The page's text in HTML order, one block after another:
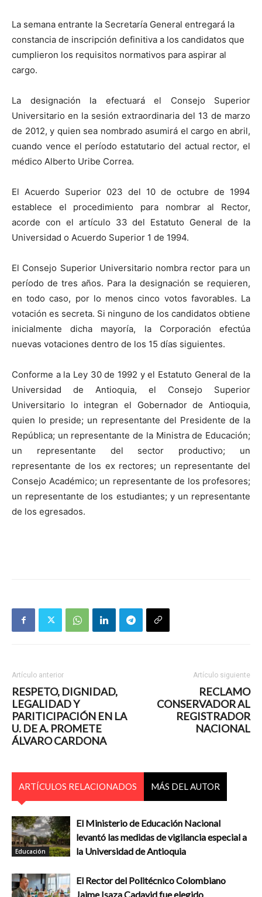
La semana entrante la Secretaría General entregará la
constancia de inscripción definitiva a los candidatos que
cumplieron los requisitos normativos para aspirar al
cargo.
La designación la efectuará el Consejo Superior
Universitario en la sesión extraordinaria del 13 de marzo
de 2012, y quien sea nombrado asumirá el cargo en abril,
cuando vence el período estatutario del actual rector, el
médico Alberto Uribe Correa.
El Acuerdo Superior 023 del 10 de octubre de 1994
establece el procedimiento para nombrar al Rector,
acorde con el artículo 33 del Estatuto General de la
Universidad o Acuerdo Superior 1 de 1994.
El Consejo Superior Universitario nombra rector para un
período de tres años. Para la designación se requieren,
en todo caso, por lo menos cinco votos favorables. La
votación es secreta. Si ninguno de los candidatos obtiene
inicialmente dicha mayoría, la Corporación efectúa
nuevas votaciones dentro de los 15 días siguientes.
Conforme a la Ley 30 de 1992 y el Estatuto General de la
Universidad de Antioquia, el Consejo Superior
Universitario lo integran el Gobernador de Antioquia,
quien lo preside; un representante del Presidente de la
República; un representante de la Ministra de Educación;
un representante del sector productivo; un
representante de los ex rectores; un representante del
Consejo Académico; un representante de los profesores;
un representante de los estudiantes; y un representante
de los egresados.
Artículo anterior
RESPETO, DIGNIDAD,
LEGALIDAD Y
PARITICIPACIÓN EN LA
U. DE A. PROMETE
ÁLVARO CARDONA
Artículo siguiente
RECLAMO
CONSERVADOR AL
REGISTRADOR
NACIONAL
ARTÍCULOS RELACIONADOS MÁS DEL AUTOR
Educación
El Ministerio de Educación Nacional
levantó las medidas de vigilancia especial a
la Universidad de Antioquia
El Rector del Politécnico Colombiano
Jaime Isaza Cadavid fue elegido